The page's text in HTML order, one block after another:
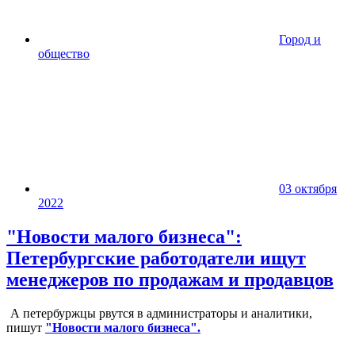
Город и
общество
03 октября
2022
"Новости малого бизнеса":
Петербургские работодатели ищут
менеджеров по продажам и продавцов
А петербуржцы рвутся в администраторы и аналитики,
пишут "Новости малого бизнеса".